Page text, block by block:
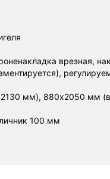
врезная,
мм), 880х2050 мм
100 мм